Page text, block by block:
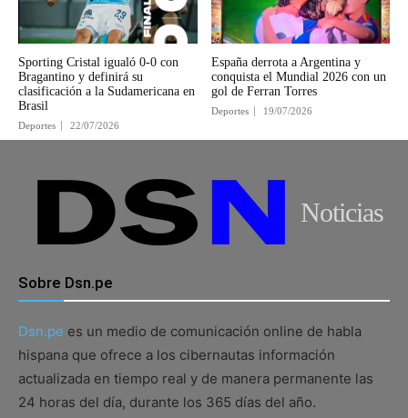
Sporting Cristal igualó 0-0 con
Bragantino y definirá su
clasificación a la Sudamericana en
Brasil
Deportes 22/07/2026
España derrota a Argentina y
conquista el Mundial 2026 con un
gol de Ferran Torres
Deportes 19/07/2026
Noticias
Sobre Dsn.pe
Dsn.pe es un medio de comunicación online de habla
hispana que ofrece a los cibernautas información
actualizada en tiempo real y de manera permanente las
24 horas del día, durante los 365 días del año.